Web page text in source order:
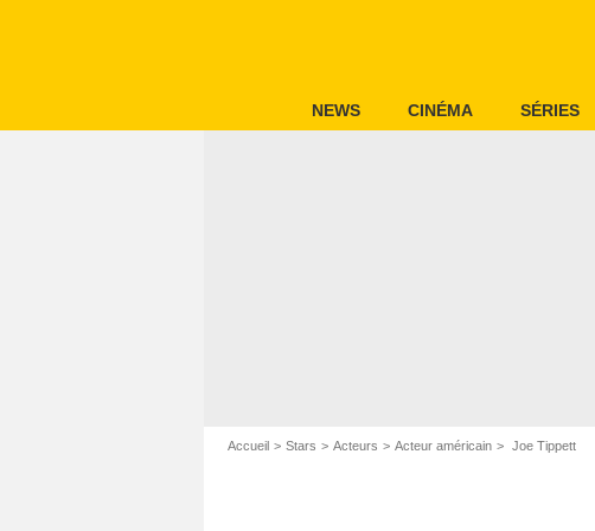
NEWS CINÉMA SÉRIES
Accueil Stars Acteurs Acteur américain Joe Tippett